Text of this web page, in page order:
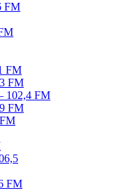
FM
FM
FM
102,4 FM
FM
FM